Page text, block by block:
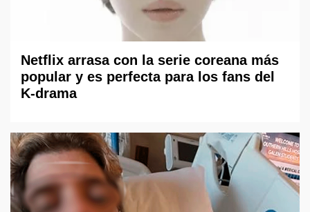
Netflix arrasa con la serie coreana más
popular y es perfecta para los fans del
K-drama